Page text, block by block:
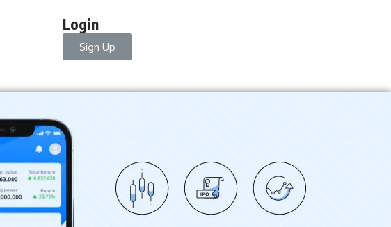
Login
Sign Up